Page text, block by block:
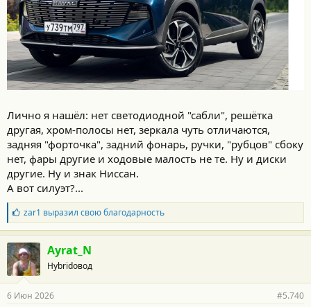
Лично я нашёл: нет светодиодной "сабли", решётка
другая, хром-полосы нет, зеркала чуть отличаются,
задняя "форточка", задний фонарь, ручки, "рубцов" сбоку
нет, фары другие и ходовые малость не те. Ну и диски
другие. Ну и знак Ниссан.
А вот силуэт?...
Б
л
а
г
о
д
а
н
zar1 выразил свою благодарность
Ayrat_N
Hybridовод
6 Июн 2026 #5.740